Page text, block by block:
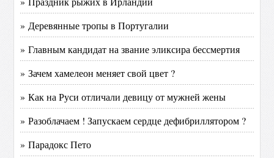
» Деревянные тропы в Португалии
» Главным кандидат на звание эликсира бессмертия
» Зачем хамелеон меняет свой цвет ?
» Как на Руси отличали девицу от мужней жены
» Разоблачаем ! Запускаем сердце дефибриллятором ?
» Парадокс Пето